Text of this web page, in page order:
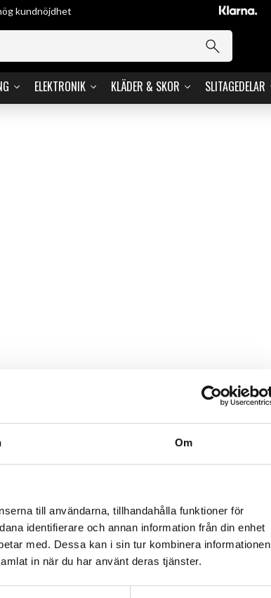
Om
till användarna, tillhandahålla funktioner för
identifierare och annan information från din enhet
med. Dessa kan i sin tur kombinera informationen
in när du har använt deras tjänster.
kundnöjdhet
ELEKTRONIK KLÄDER & SKOR SLITAGEDELAR